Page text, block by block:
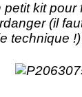
petit kit pour
(il
technique !)